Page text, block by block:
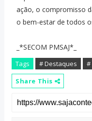
ação, o compromisso
o bem-estar de todos
_*SECOM PMSAJ*_
Tags # Destaques
#
Share This